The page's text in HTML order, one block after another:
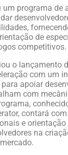
programa de
de
competitivos.
o lançamento
com um
apoiar
com
contará
e
na